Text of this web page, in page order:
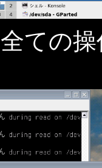
ての操